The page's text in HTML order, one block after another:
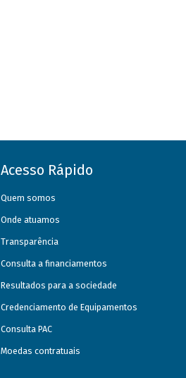
Acesso Rápido
Quem somos
Onde atuamos
Transparência
Consulta a financiamentos
Resultados para a sociedade
Credenciamento de Equipamentos
Consulta PAC
Moedas contratuais